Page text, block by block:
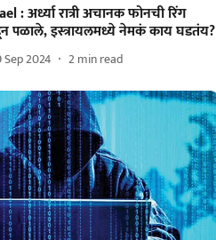
अर्ध्या रात्री अचानक फोनची रिंग
पळाले, इस्त्रायलमध्ये नेमकं काय घडतंय?
Sep 2024 2min read